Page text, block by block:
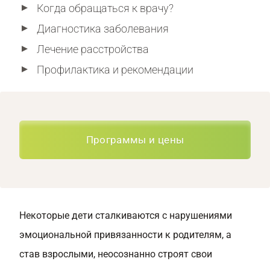
Когда обращаться к врачу?
Диагностика заболевания
Лечение расстройства
Профилактика и рекомендации
Программы и цены
Некоторые дети сталкиваются с нарушениями
эмоциональной привязанности к родителям, а
став взрослыми, неосознанно строят свои